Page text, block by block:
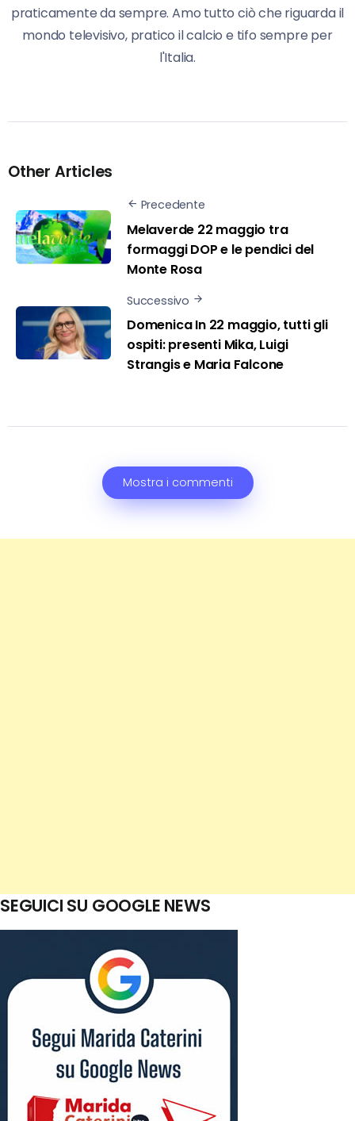
praticamente da sempre. Amo tutto ciò che riguarda il
mondo televisivo, pratico il calcio e tifo sempre per
l'Italia.
Other Articles
Precedente
Melaverde 22 maggio tra
formaggi DOP e le pendici del
Monte Rosa
Successivo
Domenica In 22 maggio, tutti gli
ospiti: presenti Mika, Luigi
Strangis e Maria Falcone
Mostra i commenti
SEGUICI SU GOOGLE NEWS